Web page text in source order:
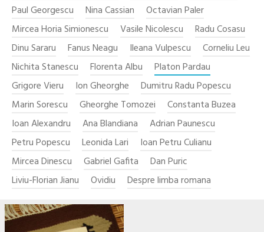
Paul Georgescu
Nina Cassian
Octavian Paler
Mircea Horia Simionescu
Vasile Nicolescu
Radu Cosasu
Dinu Sararu
Fanus Neagu Ileana Vulpescu
Corneliu Leu
Nichita Stanescu
Florenta Albu
Platon Pardau
Grigore Vieru
Ion Gheorghe
Dumitru Radu Popescu
Marin Sorescu
Gheorghe Tomozei
Constanta Buzea
Ioan Alexandru
Ana Blandiana
Adrian Paunescu
Petru Popescu
Leonida Lari
Ioan Petru Culianu
Mircea Dinescu
Gabriel Gafita
Dan Puric
Liviu-Florian Jianu
Ovidiu Despre limba romana